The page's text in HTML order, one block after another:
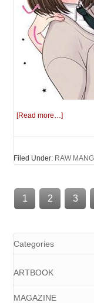
[Read more…]
Filed Under: RAW
1 2 3
Categories
ARTBOOK
MAGAZINE